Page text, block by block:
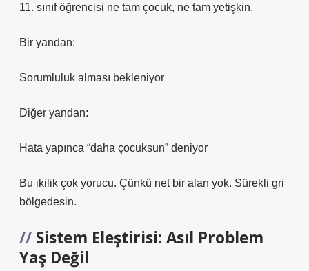
11. sınıf öğrencisi ne tam çocuk, ne tam yetişkin.
Bir yandan:
Sorumluluk alması bekleniyor
Diğer yandan:
Hata yapınca “daha çocuksun” deniyor
Bu ikilik çok yorucu. Çünkü net bir alan yok. Sürekli gri
bölgedesin.
Sistem Eleştirisi: Asıl Problem
Yaş Değil